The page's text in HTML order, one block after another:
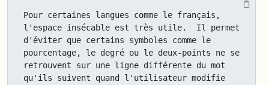
Pour certaines langues comme le français,
l'espace insécable est très utile.  Il permet
d'éviter que certains symboles comme le
pourcentage, le degré ou le deux-points ne se
retrouvent sur une ligne différente du mot
qu'ils suivent quand l'utilisateur modifie